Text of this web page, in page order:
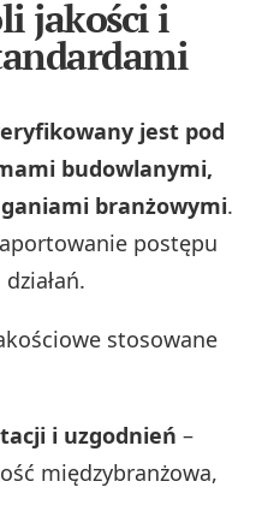
jakości i
jest pod
budowlanymi,
branżowymi.
postępu
stosowane
i uzgodnień –
międzybranżowa,